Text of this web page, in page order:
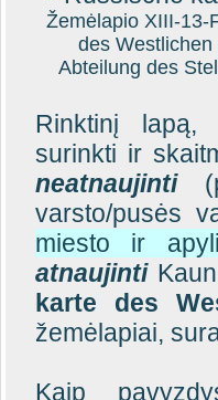
Žemėlapio XIII-13-
des
Abteilung des
Rinktinį lapą,
surinkti ir
neatnaujinti
varsto/pusės
miesto ir
atnaujinti
karte des
žemėlapiai,
Kaip